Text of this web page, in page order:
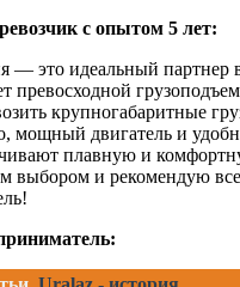
с опытом 5 лет:
— это идеальный партнер
превосходной
крупногабаритные
мощный двигатель и
плавную и
выбором и рекомендую